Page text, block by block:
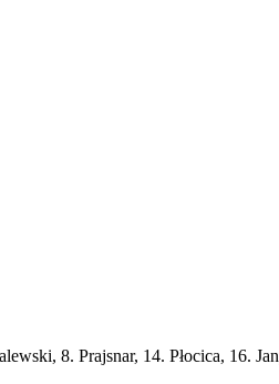
8. Prajsnar, 14. Płocica, 16.